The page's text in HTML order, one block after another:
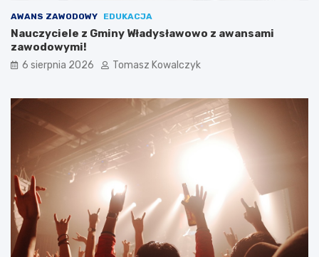
AWANS ZAWODOWY EDUKACJA
Nauczyciele z Gminy Władysławowo z awansami
zawodowymi!
6 sierpnia 2026 Tomasz Kowalczyk